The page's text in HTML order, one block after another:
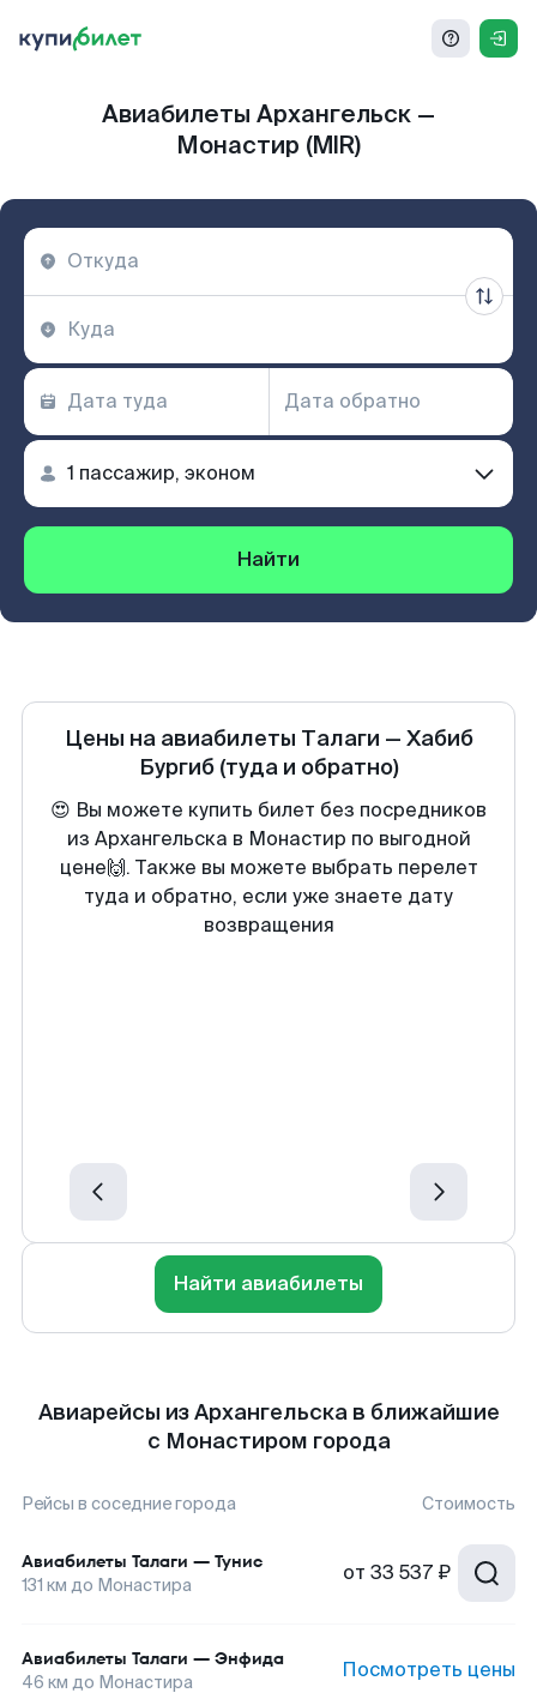
Авиабилеты Архангельск —
Монастир (MIR)
Найти
Цены на авиабилеты Талаги — Хабиб
Бургиб (туда и обратно)
😍 Вы можете купить билет без посредников
из Архангельска в Монастир по выгодной
цене🙌. Также вы можете выбрать перелет
туда и обратно, если уже знаете дату
возвращения
Найти авиабилеты
Авиарейсы из Архангельска в ближайшие
с Монастиром города
Рейсы в соседние города Стоимость
Авиабилеты Талаги — Тунис
131 км до Монастира от 33 537 ₽
Авиабилеты Талаги — Энфида
46 км до Монастира Посмотреть цены